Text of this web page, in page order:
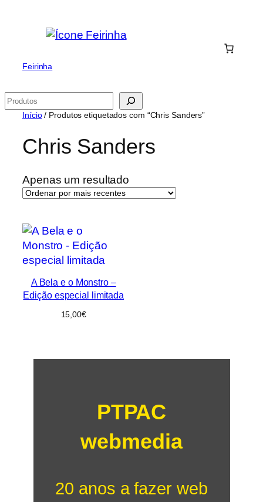
Feirinha
Pesquisar
Início/ Produtos etiquetados com “Chris Sanders”
Chris Sanders
Apenas um resultado
A Bela e o Monstro –
Edição especial limitada
15,00€
PTPAC
webmedia
20 anos a fazer web